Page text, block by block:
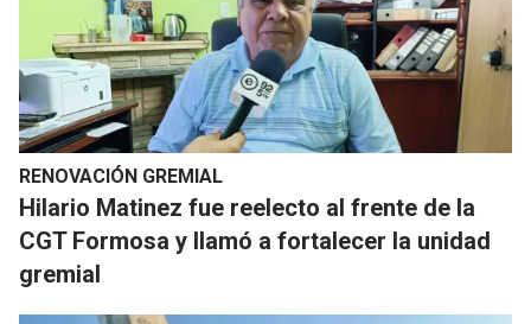
RENOVACIÓN GREMIAL
Hilario Matinez fue reelecto al frente de la
CGT Formosa y llamó a fortalecer la unidad
gremial